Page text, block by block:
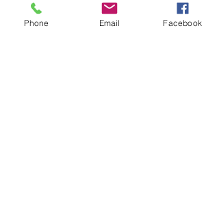
Organizujemy imprezy kompleksowo,
Phone Email Facebook